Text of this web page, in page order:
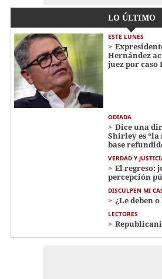
LO ÚLTIMO
ESTE LUNES
Hernández
juez por caso
ODIADA
Dice una
Shirley es “la
base
VERDAD Y
El regreso:
percepción
DISCULPEN MI
¿Le deben
LECTORES